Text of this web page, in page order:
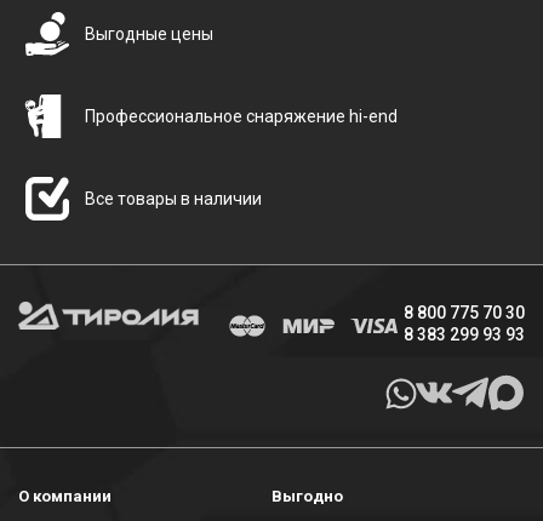
Выгодные цены
Профессиональное снаряжение hi-end
Все товары в наличии
8 800 775 70 30
8 383 299 93 93
О компании
Выгодно